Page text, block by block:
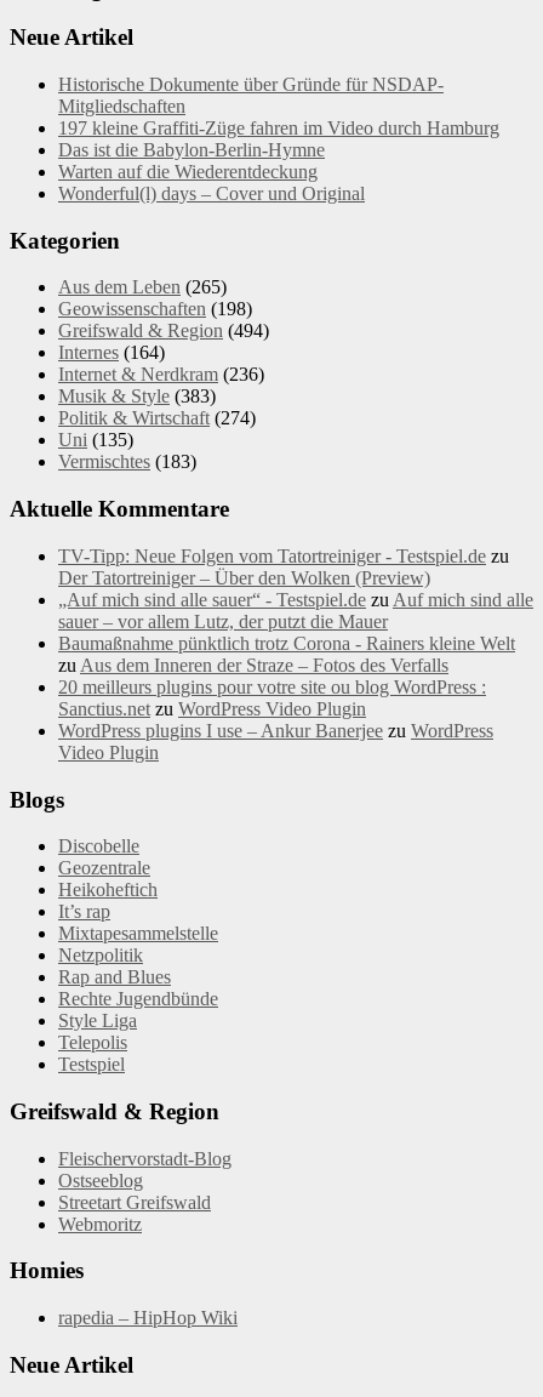
Neue Artikel
Historische Dokumente über Gründe für NSDAP-
Mitgliedschaften
197 kleine Graffiti-Züge fahren im Video durch Hamburg
Das ist die Babylon-Berlin-Hymne
Warten auf die Wiederentdeckung
Wonderful(l) days – Cover und Original
Kategorien
Aus dem Leben (265)
Geowissenschaften (198)
Greifswald & Region (494)
Internes (164)
Internet & Nerdkram (236)
Musik & Style (383)
Politik & Wirtschaft (274)
Uni (135)
Vermischtes (183)
Aktuelle Kommentare
TV-Tipp: Neue Folgen vom Tatortreiniger - Testspiel.de zu
Der Tatortreiniger – Über den Wolken (Preview)
„Auf mich sind alle sauer“ - Testspiel.de zu Auf mich sind alle
sauer – vor allem Lutz, der putzt die Mauer
Baumaßnahme pünktlich trotz Corona - Rainers kleine Welt
zu Aus dem Inneren der Straze – Fotos des Verfalls
20 meilleurs plugins pour votre site ou blog WordPress :
Sanctius.net zu WordPress Video Plugin
WordPress plugins I use – Ankur Banerjee zu WordPress
Video Plugin
Blogs
Discobelle
Geozentrale
Heikoheftich
It’s rap
Mixtapesammelstelle
Netzpolitik
Rap and Blues
Rechte Jugendbünde
Style Liga
Telepolis
Testspiel
Greifswald & Region
Fleischervorstadt-Blog
Ostseeblog
Streetart Greifswald
Webmoritz
Homies
rapedia – HipHop Wiki
Neue Artikel